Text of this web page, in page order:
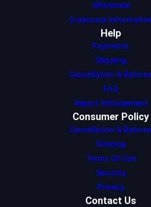
Wholesale
Corporate
Help
Payments
Shipping
Cancellation &
FAQ
Report Infringement
Consumer Policy
Cancellation &
Sitemap
Terms Of Use
Security
Privacy
Contact Us